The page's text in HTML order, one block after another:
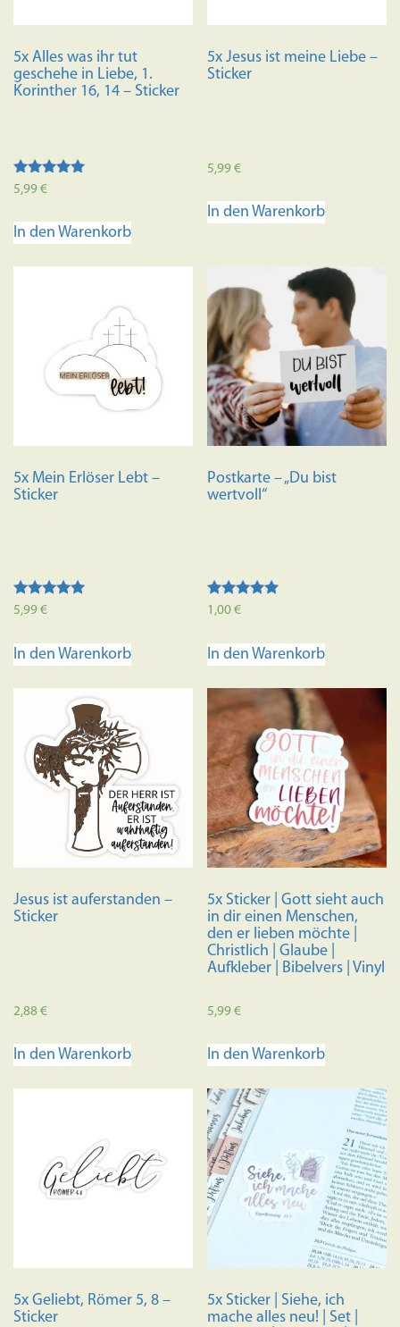
5x Alles was ihr tut
geschehe in Liebe, 1.
Korinther 16, 14 – Sticker
Bewertet mit
5,99€
In den Warenkorb
5x Jesus ist meine Liebe –
Sticker
5,99€
In den Warenkorb
5x Mein Erlöser Lebt –
Sticker
Bewertet mit
5,99€
In den Warenkorb
Postkarte – „Du bist
wertvoll“
Bewertet mit
1,00€
In den Warenkorb
Jesus ist auferstanden –
Sticker
2,88€
In den Warenkorb
5x Sticker | Gott sieht auch
in dir einen Menschen,
den er lieben möchte |
Christlich | Glaube |
Aufkleber | Bibelvers | Vinyl
5,99€
In den Warenkorb
5x Geliebt, Römer 5, 8 –
Sticker
5x Sticker | Siehe, ich
mache alles neu! | Set |